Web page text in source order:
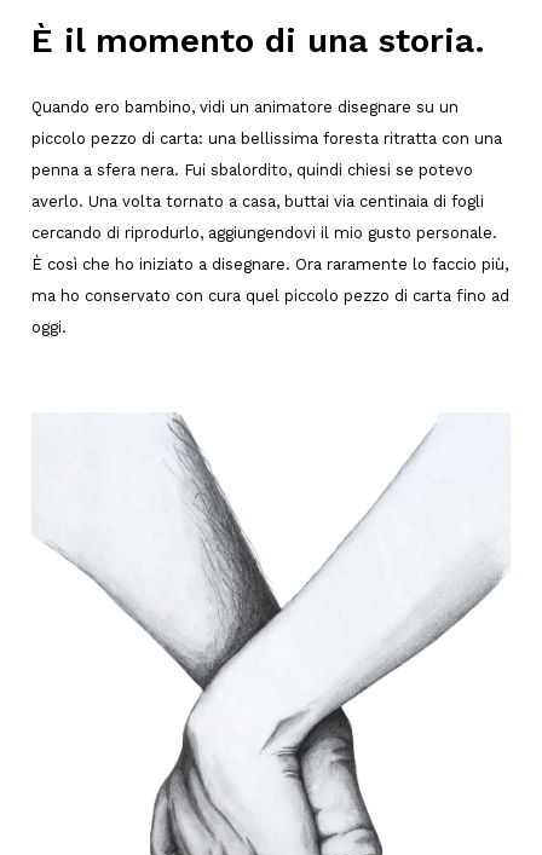
È il momento di una storia.
Quando ero bambino, vidi un animatore disegnare su un
piccolo pezzo di carta: una bellissima foresta ritratta con una
penna a sfera nera. Fui sbalordito, quindi chiesi se potevo
averlo. Una volta tornato a casa, buttai via centinaia di fogli
cercando di riprodurlo, aggiungendovi il mio gusto personale.
È così che ho iniziato a disegnare. Ora raramente lo faccio più,
ma ho conservato con cura quel piccolo pezzo di carta fino ad
oggi.